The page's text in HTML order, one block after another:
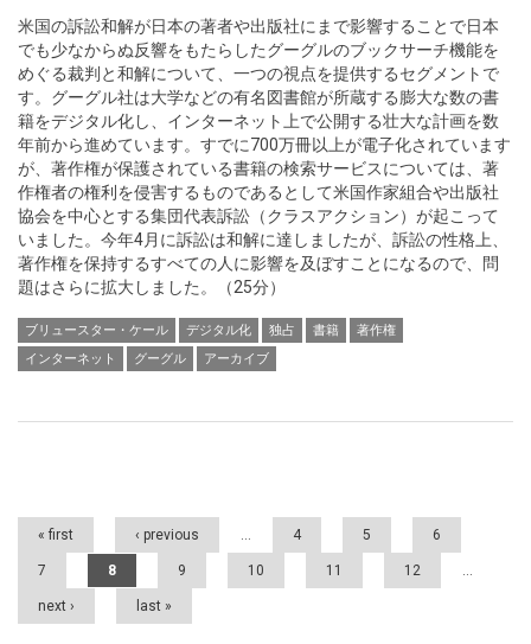
米国の訴訟和解が日本の著者や出版社にまで影響することで日本
でも少なからぬ反響をもたらしたグーグルのブックサーチ機能を
めぐる裁判と和解について、一つの視点を提供するセグメントで
す。グーグル社は大学などの有名図書館が所蔵する膨大な数の書
籍をデジタル化し、インターネット上で公開する壮大な計画を数
年前から進めています。すでに700万冊以上が電子化されています
が、著作権が保護されている書籍の検索サービスについては、著
作権者の権利を侵害するものであるとして米国作家組合や出版社
協会を中心とする集団代表訴訟（クラスアクション）が起こって
いました。今年4月に訴訟は和解に達しましたが、訴訟の性格上、
著作権を保持するすべての人に影響を及ぼすことになるので、問
題はさらに拡大しました。（25分）
ブリュースター・ケール デジタル化 独占 書籍
著作権
インターネット
グーグル アーカイブ
Pages
« first ‹ previous … 4 5 6
7 8 9 10 11 12 …
next › last »